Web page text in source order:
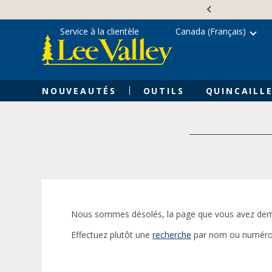
content
NOUVEAUTÉS OUTILS
Service à la clientèle Canada (Français)
Nous sommes désolés, la page que vous avez
Effectuez plutôt une recherche par nom ou